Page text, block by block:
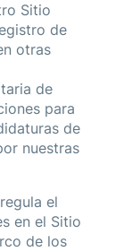
Sitio
de
otras
de
para
de
nuestras
el
en el Sitio
de los